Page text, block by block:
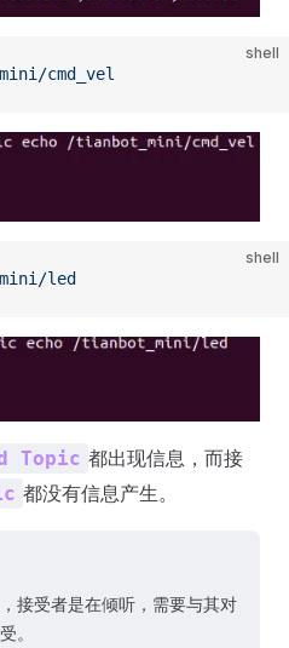
shell
cmd_vel
shell
led
Topic 都出现信息，而接
都没有信息产生。
接受者是在倾听，需要与其对
。